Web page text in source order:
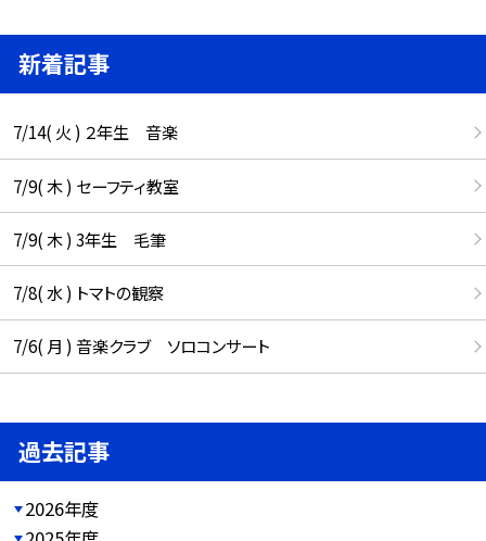
新着記事
7/14( 火 ) ２年生 音楽
7/9( 木 ) セーフティ教室
7/9( 木 ) 3年生 毛筆
7/8( 水 ) トマトの観察
7/6( 月 ) 音楽クラブ ソロコンサート
過去記事
2026年度